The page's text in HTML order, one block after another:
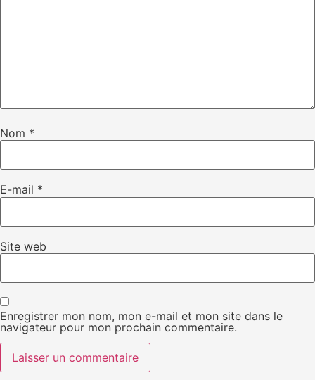
Nom *
E-mail *
Site web
Enregistrer mon nom, mon e-mail et mon site dans le
navigateur pour mon prochain commentaire.